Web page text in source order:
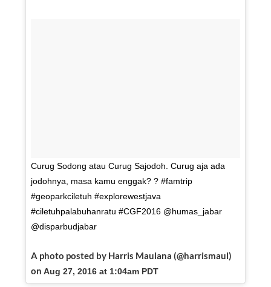
Curug Sodong atau Curug Sajodoh. Curug aja ada
jodohnya, masa kamu enggak? ? #famtrip
#geoparkciletuh #explorewestjava
#ciletuhpalabuhanratu #CGF2016 @humas_jabar
@disparbudjabar
A photo posted by Harris Maulana (@harrismaul)
onAug 27, 2016 at 1:04am PDT